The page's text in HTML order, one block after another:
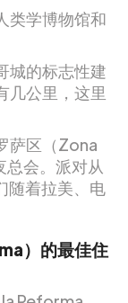
类学博物馆和
城的标志性建
几公里，这里
萨区（Zona
总会。派对从
随着拉美、电
）的最佳住